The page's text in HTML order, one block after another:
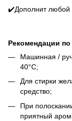
✔️Дополнит любой
Рекомендации по
Машинная /
40°C;
Для стирки
средство;
При
приятный